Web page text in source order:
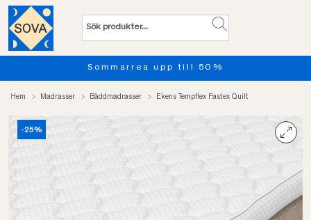
upp till 50%
Hem Madrasser Bäddmadrasser Ekens Tempflex Fastex Quilt
-25%